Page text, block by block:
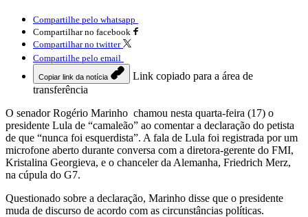
Compartilhe pelo whatsapp
Compartilhar no facebook
Compartilhar no twitter
Compartilhe pelo email
Copiar link da notícia
Link copiado para a área de
transferência
O senador Rogério Marinho chamou nesta quarta-feira (17) o
presidente Lula de “camaleão” ao comentar a declaração do petista
de que “nunca foi esquerdista”. A fala de Lula foi registrada por um
microfone aberto durante conversa com a diretora-gerente do FMI,
Kristalina Georgieva, e o chanceler da Alemanha, Friedrich Merz,
na cúpula do G7.
Questionado sobre a declaração, Marinho disse que o presidente
muda de discurso de acordo com as circunstâncias políticas.